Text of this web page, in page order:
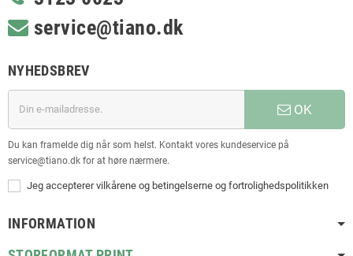
service@tiano.dk
NYHEDSBREV
OK
Du kan framelde dig når som helst. Kontakt vores kundeservice på
service@tiano.dk for at høre nærmere.
Jeg accepterer vilkårene og betingelserne og fortrolighedspolitikken
INFORMATION